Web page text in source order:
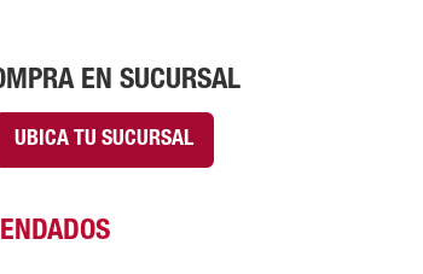
EN SUCURSAL
UBICA TU SUCURSAL